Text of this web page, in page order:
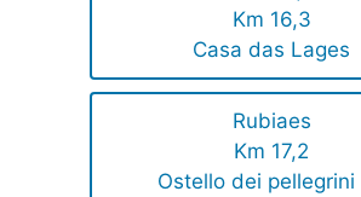
Km 16,3
Casa das Lages
Rubiaes
Km 17,2
Ostello dei pellegrini